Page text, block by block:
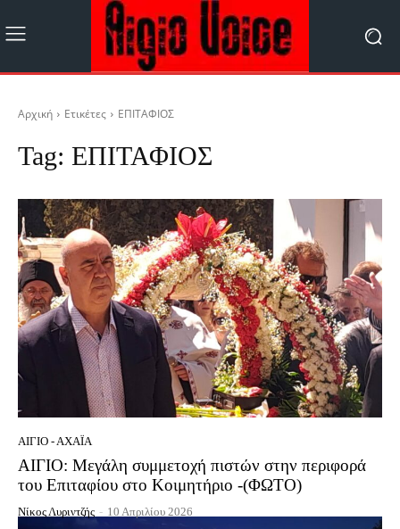
Αρχική Ετικέτες ΕΠΙΤΑΦΙΟΣ
Tag: ΕΠΙΤΑΦΙΟΣ
ΑΊΓΙΟ - ΑΧΑΪ́Α
ΑΙΓΙΟ: Μεγάλη συμμετοχή πιστών στην περιφορά
του Επιταφίου στο Κοιμητήριο -(ΦΩΤΟ)
Νίκος Λυριντζής - 10 Απριλίου 2026